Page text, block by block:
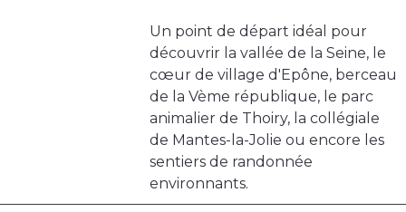
Un point de départ idéal pour
découvrir la vallée de la Seine, le
cœur de village d'Epône, berceau
de la Vème république, le parc
animalier de Thoiry, la collégiale
de Mantes-la-Jolie ou encore les
sentiers de randonnée
environnants.